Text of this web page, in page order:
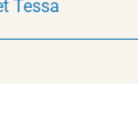
Tessa